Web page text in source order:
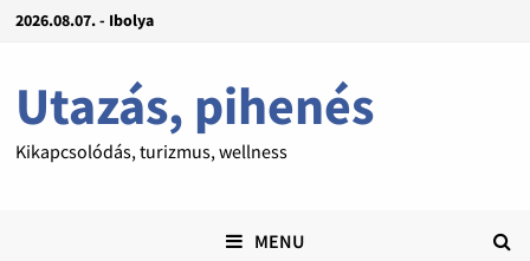
2026.08.07. - Ibolya
Utazás, pihenés
Kikapcsolódás, turizmus, wellness
MENU